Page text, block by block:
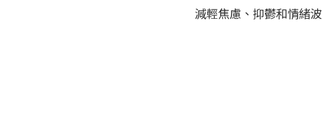
減輕焦慮、抑鬱和情緒